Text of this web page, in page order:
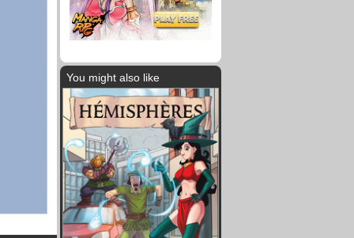
You might also like